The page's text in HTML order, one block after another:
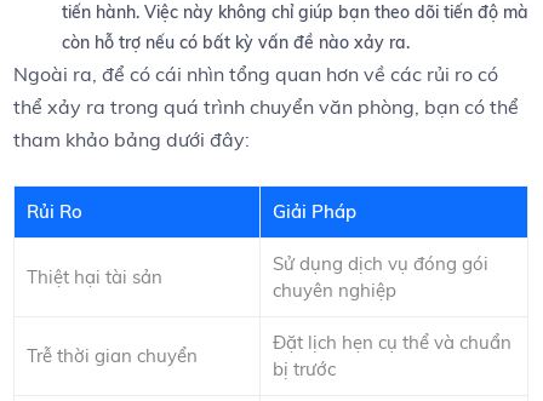
tiến hành. Việc‌ này không chỉ giúp bạn theo dõi tiến ⁤độ ⁣mà‍
còn hỗ‍ trợ nếu có bất kỳ ⁤vấn ⁢đề nào xảy ra.
Ngoài ra, để có cái nhìn⁤ tổng quan hơn về các rủi ‍ro có
thể xảy ra trong​ quá trình chuyển văn phòng,⁤ bạn có thể
⁤tham khảo bảng dưới đây:
Rủi Ro Giải Pháp
Thiệt hại tài sản
Sử dụng dịch vụ đóng gói
chuyên nghiệp
Trễ ‍thời gian chuyển
Đặt lịch hẹn cụ thể ⁣và⁤ chuẩn
bị trước